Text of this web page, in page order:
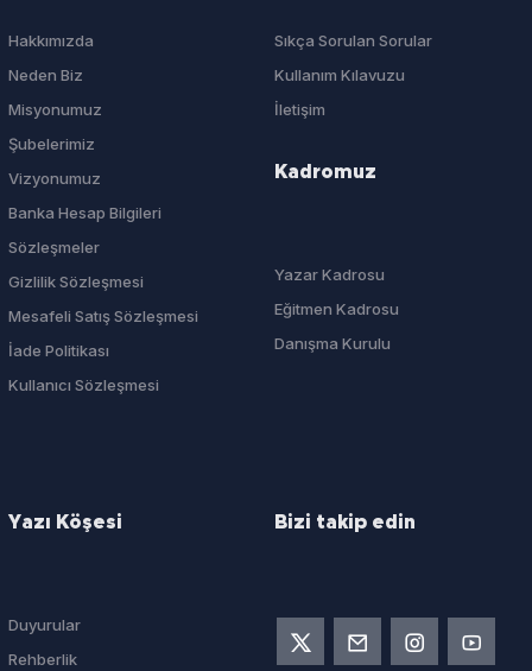
Hakkımızda
Neden Biz
Misyonumuz
Şubelerimiz
Vizyonumuz
Banka Hesap Bilgileri
Sözleşmeler
Gizlilik Sözleşmesi
Mesafeli Satış Sözleşmesi
İade Politikası
Kullanıcı Sözleşmesi
Sıkça Sorulan Sorular
Kullanım Kılavuzu
İletişim
Kadromuz
Yazar Kadrosu
Eğitmen Kadrosu
Danışma Kurulu
Yazı Köşesi
Duyurular
Rehberlik
Bizi takip edin